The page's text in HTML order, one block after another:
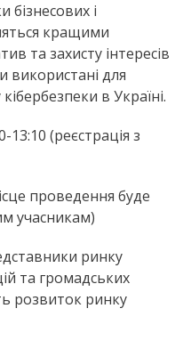
бізнесових і
кращими
та захисту інтересів
використані для
в Україні.
13:10 (реєстрація з
проведення буде
учасникам)
ринку
та громадських
розвиток ринку